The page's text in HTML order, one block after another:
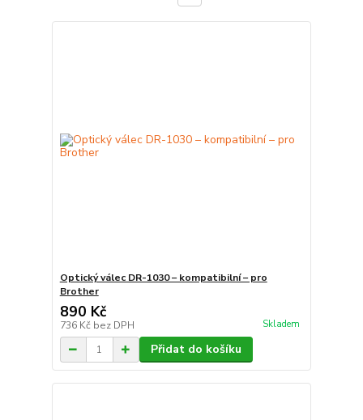
Optický válec DR-1030 – kompatibilní – pro
Brother
890 Kč
736 Kč bez DPH Skladem
Přidat do košíku